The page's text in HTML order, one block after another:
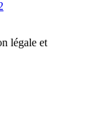
légale et